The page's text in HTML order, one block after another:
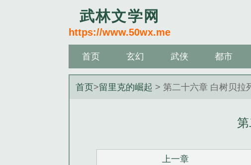
武林文学网
https://www.50wx.me
首页 玄幻 武侠 都市
首页>留里克的崛起 > 第二十六章 白树贝拉
上一章